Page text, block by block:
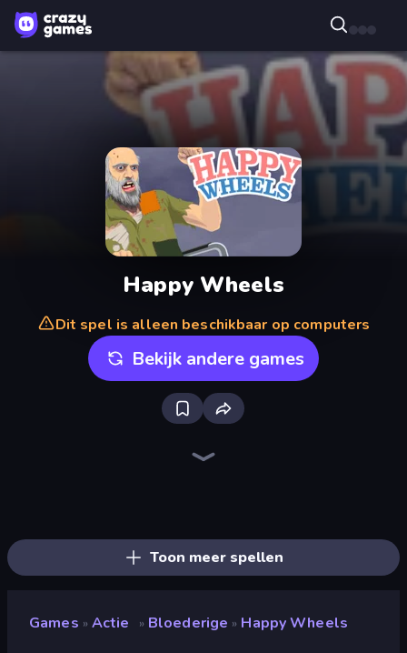
Happy Wheels
Dit spel is alleen beschikbaar op computers
Bekijk andere games
Toon meer spellen
Games » Actie » Bloederige » Happy Wheels